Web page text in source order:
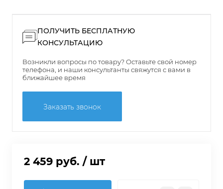
ПОЛУЧИТЬ БЕСПЛАТНУЮ
КОНСУЛЬТАЦИЮ
Возникли вопросы по товару? Оставьте свой номер
телефона, и наши консультанты свяжутся с вами в
ближайшее время
Заказать звонок
2 459 руб. / шт